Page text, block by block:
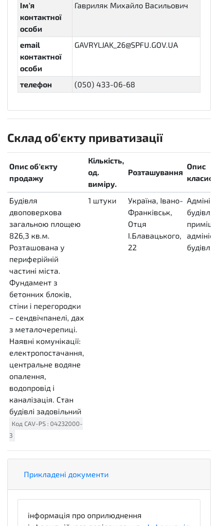
Ім'я
контактної
особи
Гавриляк Михайло Васильович
email
контактної
особи
GAVRYLJAK_26@SPFU.GOV.UA
телефон (050) 433-06-68
Склад об'єкту приватизації
Опис об'єкту
продажу
Кількість,
од.
виміру.
Розташування
Опис
Будівля
двоповерхова
загальною площею
826,3 кв.м.
Розташована у
периферійній
частині міста.
Фундамент з
бетонних блоків,
стіни і перегородки
– сендвічпанелі, дах
з металочерепиці.
Наявні комунікації:
електропостачання,
центральне водяне
опалення,
водопровід і
каналізація. Стан
будівлі задовільний
Код CAV-PS : 04232000-
3
1 штуки
Україна, Івано-
Франківськ,
Отця
І.Блавацького,
22
будівля,
будівлі
Прикладені документи
інформація про оприлюднення